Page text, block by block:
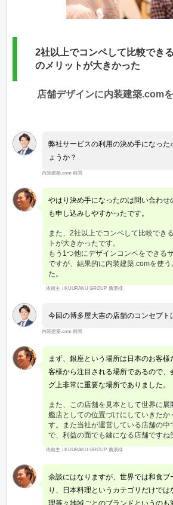
2社以上でコンペして比較でき
のメリットが大きかった
店舗デザインに内装建築.com
弊社サービスの利用の決め手になった
ょうか？
内装建築.com 前岡
やはり決め手になったのは問い合わせ
も申し込みしやすかったです。
また、2社以上でコンペして比較でき
トが大きかったです。
もう1つ他にデザインコンペをできる
ですが、結果的に内装建築.comを使
た。
依頼主 / KUURAKU GROUP 廣濱様
今回の博多屋大吉の店舗のコンセプト
内装建築.com 前岡
まず、銀座という場所は日本のお客
客様から注目される場所であるので、
グ上非常に重要な場所でありました。
また、この店舗を見本として世界に
艦店としての位置づけにしていきたか
す。また当社が運営している店舗の
で、利益の面でも鍵になる店舗ですね
依頼主 / KUURAKU GROUP 廣濱様
余談にはなりますが、世界では和食ブ
り、日本料理というカテゴリだけで
理等々地域ごとのブランドというのも